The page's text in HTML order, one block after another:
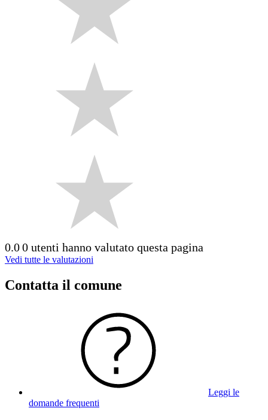
0.00 utenti hanno valutato questa pagina
Vedi tutte le valutazioni
Contatta il comune
Leggi le
domande frequenti